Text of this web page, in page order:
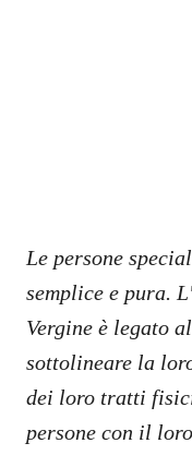
Le persone
semplice e pura.
Vergine è legato
sottolineare la
dei loro tratti
persone con il